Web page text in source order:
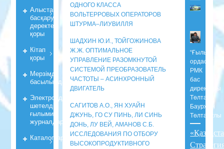
ОДНОГО КЛАССА
ВОЛЬТЕРРОВЫХ ОПЕРАТОРОВ
ШТУРМА–ЛИУВИЛЛЯ
ШАДХИН Ю.И., ТОЙГОЖИНОВА
Ж.Ж. ОПТИМАЛЬНОЕ
УПРАВЛЕНИЕ РАЗОМКНУТОЙ
СИСТЕМОЙ ПРЕОБРАЗОВАТЕЛЬ
ЧАСТОТЫ – АСИНХРОННЫЙ
ДВИГАТЕЛЬ
САГИТОВ А.О., ЯН ХУАЙН
ДЖУНЬ, ГО СУ ПИНЬ, ЛИ СИНЬ
ДОНЬ, ЛУ ВЕЙ, АМАНОВ С.Б.
ИССЛЕДОВАНИЯ ПО ОТБОРУ
ВЫСОКОПРОДУКТИВНОГО
“Ғылым
ордасы”
РМК
бас
директоры
Төлтаев
Бауржан
Төлтайұлы
Алыстан
басқару
деректер
қоры
Кiтап
қоры
Мерзiмдi
басылымдар
Электрондық
шетелдік
ғылыми
журналдары
Каталогтар